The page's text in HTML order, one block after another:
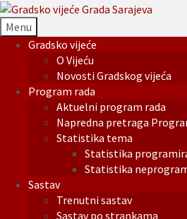
Menu
Gradsko vijeće
O Vijeću
Novosti Gradskog vijeća
Program rada
Aktuelni program rada
Napredna pretraga
Statistika tema
Statistika
Statistika
Sastav
Trenutni sastav
Sastav po strankama